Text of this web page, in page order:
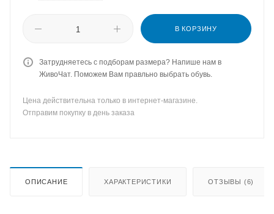
В КОРЗИНУ
Затрудняетесь с подборам размера? Напише нам в
ЖивоЧат. Поможем Вам правльно выбрать обувь.
Цена действительна только в интернет-магазине.
Отправим покупку в день заказа
ОПИСАНИЕ ХАРАКТЕРИСТИКИ ОТЗЫВЫ (6)